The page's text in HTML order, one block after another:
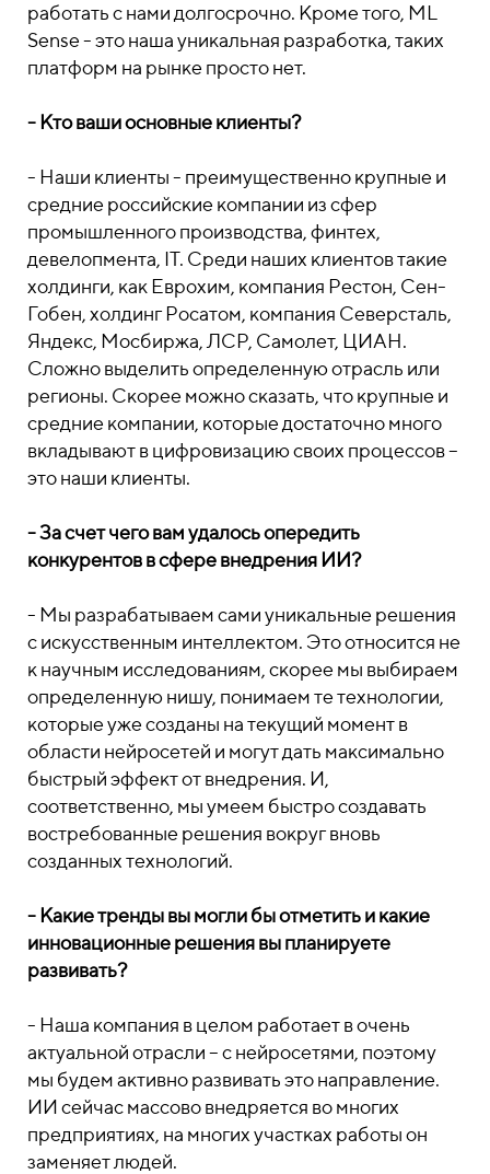
работать с нами долгосрочно. Кроме того, ML
Sense - это наша уникальная разработка, таких
платформ на рынке просто нет.
- Кто ваши основные клиенты?
- Наши клиенты - преимущественно крупные и
средние российские компании из сфер
промышленного производства, финтех,
девелопмента, IT. Среди наших клиентов такие
холдинги, как Еврохим, компания Рестон, Сен-
Гобен, холдинг Росатом, компания Северсталь,
Яндекс, Мосбиржа, ЛСР, Самолет, ЦИАН.
Сложно выделить определенную отрасль или
регионы. Скорее можно сказать, что крупные и
средние компании, которые достаточно много
вкладывают в цифровизацию своих процессов –
это наши клиенты.
- За счет чего вам удалось опередить
конкурентов в сфере внедрения ИИ?
- Мы разрабатываем сами уникальные решения
с искусственным интеллектом. Это относится не
к научным исследованиям, скорее мы выбираем
определенную нишу, понимаем те технологии,
которые уже созданы на текущий момент в
области нейросетей и могут дать максимально
быстрый эффект от внедрения. И,
соответственно, мы умеем быстро создавать
востребованные решения вокруг вновь
созданных технологий.
- Какие тренды вы могли бы отметить и какие
инновационные решения вы планируете
развивать?
- Наша компания в целом работает в очень
актуальной отрасли – с нейросетями, поэтому
мы будем активно развивать это направление.
ИИ сейчас массово внедряется во многих
предприятиях, на многих участках работы он
заменяет людей.